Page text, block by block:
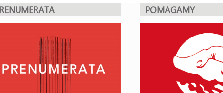
POMAGAMY